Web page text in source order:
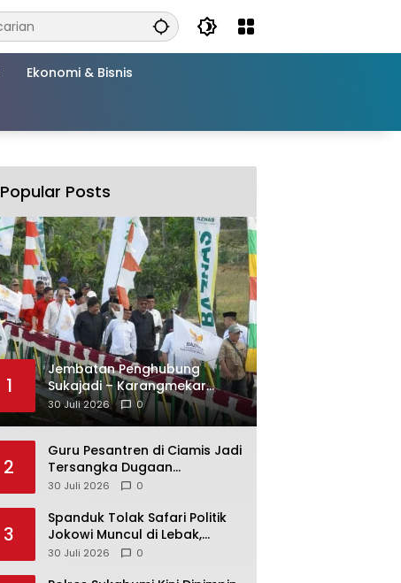
Ekonomi & Bisnis
Popular Posts
1
Jembatan Penghubung
Sukajadi – Karangmekar
Diresmikan, Warga Sambut
Antusias
30 Juli 2026 0
2
Guru Pesantren di Ciamis Jadi
Tersangka Dugaan
Kekerasan Seksual, Lima
Korban
30 Juli 2026 0
3
Spanduk Tolak Safari Politik
Jokowi Muncul di Lebak,
Warga Pertanyakan
30 Juli 2026 0